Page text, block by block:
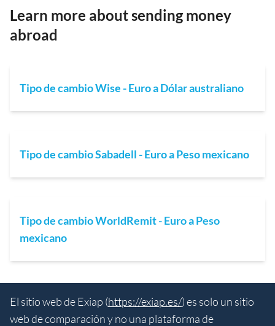
Learn more about sending money
abroad
Tipo de cambio Wise - Euro a Dólar australiano
Tipo de cambio Sabadell - Euro a Peso mexicano
Tipo de cambio WorldRemit - Euro a Peso
mexicano
El sitio web de Exiap (https://exiap.es/) es solo un sitio
web de comparación y no una plataforma de